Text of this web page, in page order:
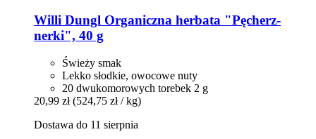
Willi Dungl Organiczna herbata "Pęcherz-​
nerki", 40 g
Świeży smak
Lekko słodkie, owocowe nuty
20 dwukomorowych torebek 2 g
20,99 zł (524,75 zł / kg)
Dostawa do 11 sierpnia